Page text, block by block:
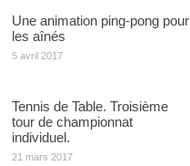
Une animation ping-pong pour
les aînés
5 avril 2017
Tennis de Table. Troisième
tour de championnat
individuel.
21 mars 2017